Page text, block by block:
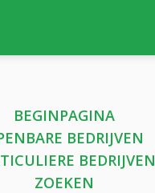
BEGINPAGINA
BEDRIJVEN
BEDRIJVEN
ZOEKEN